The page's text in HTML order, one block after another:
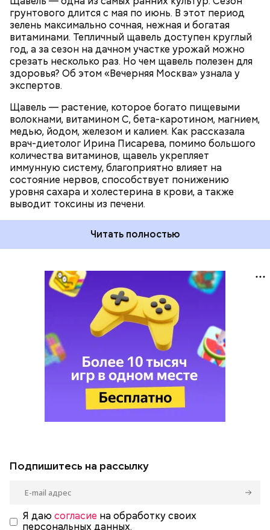
грунтового длится с мая по июнь. В этот период
зелень максимально сочная, нежная и богатая
витаминами. Тепличный щавель доступен круглый
год, а за сезон на дачном участке урожай можно
срезать несколько раз. Но чем щавель полезен для
здоровья? Об этом «Вечерняя Москва» узнала у
экспертов.
Щавель — растение, которое богато пищевыми
волокнами, витамином С, бета-каротином, магнием,
медью, йодом, железом и калием. Как рассказала
врач-диетолог Ирина Писарева, помимо большого
количества витаминов, щавель укрепляет
иммунную систему, благоприятно влияет на
состояние нервов, способствует понижению
уровня сахара и холестерина в крови, а также
выводит токсины из печени.
Читать полностью
ЗДОРОВЬЕ ВРАЧИ
РАСТЕНИЯ
ПРОДУКТЫ
Подпишитесь на рассылку
Я даю согласие на обработку своих
персональных данных.